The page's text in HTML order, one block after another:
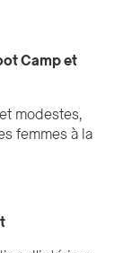
Camp et
modestes,
femmes à la